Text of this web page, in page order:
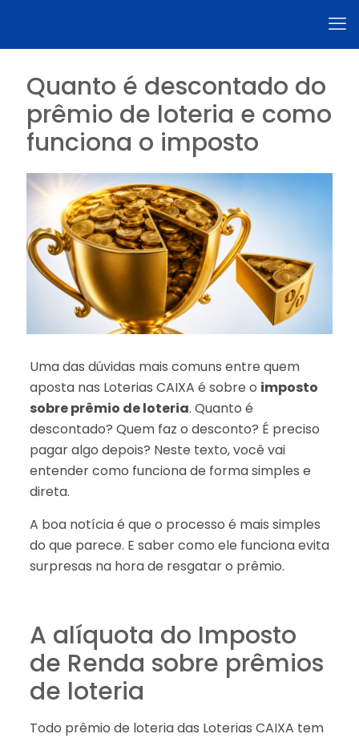
Quanto é descontado do
prêmio de loteria e como
funciona o imposto
Uma das dúvidas mais comuns entre quem
aposta nas Loterias CAIXA é sobre o imposto
sobre prêmio de loteria. Quanto é
descontado? Quem faz o desconto? É preciso
pagar algo depois? Neste texto, você vai
entender como funciona de forma simples e
direta.
A boa notícia é que o processo é mais simples
do que parece. E saber como ele funciona evita
surpresas na hora de resgatar o prêmio.
A alíquota do Imposto
de Renda sobre prêmios
de loteria
Todo prêmio de loteria das Loterias CAIXA tem